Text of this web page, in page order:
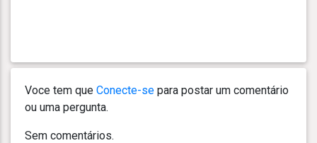
Voce tem que Conecte-se para postar um comentário
ou uma pergunta.
Sem comentários.